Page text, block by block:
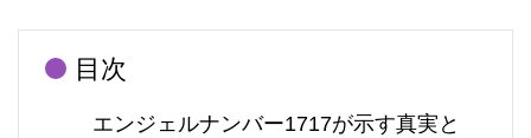
目次
エンジェルナンバー1717が示す真実と